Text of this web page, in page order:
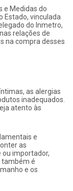
e Medidas do
Estado, vinculada
do Inmetro,
relações de
na compra desses
as alergias
inadequados.
atento às
e
as
importador,
também é
e os